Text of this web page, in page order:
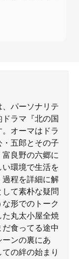
パーソナリテ
ラマ『北の国
オーマはドラ
五郎とその子
良野の六郷に
環境で生活を
程を詳細に解
て素朴な疑問
形でのトーク
丸太小屋全焼
食ってる途中
ンの裏にあ
の絆の始まり